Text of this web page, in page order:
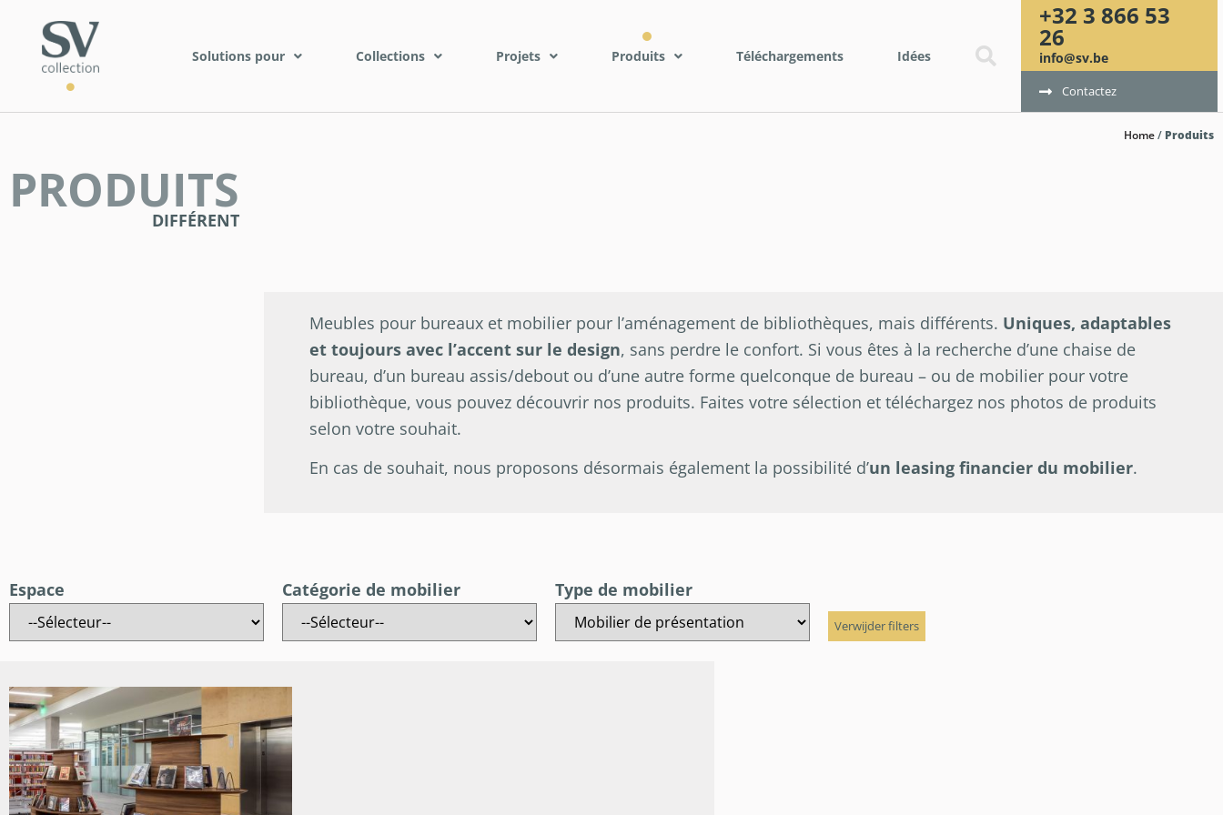
Solutions pour Collections Projets Produits Téléchargements Idées
+32 3 866 53
26
info@sv.be
Contactez
Home/ Produits
PRODUITS
DIFFÉRENT
Meubles pour bureaux et mobilier pour l’aménagement de bibliothèques, mais différents. Uniques, adaptables
et toujours avec l’accent sur le design, sans perdre le confort. Si vous êtes à la recherche d’une chaise de
bureau, d’un bureau assis/debout ou d’une autre forme quelconque de bureau – ou de mobilier pour votre
bibliothèque, vous pouvez découvrir nos produits. Faites votre sélection et téléchargez nos photos de produits
selon votre souhait.
En cas de souhait, nous proposons désormais également la possibilité d’un leasing financier du mobilier.
Espace Catégorie de mobilier Type de mobilier
Verwijder filters